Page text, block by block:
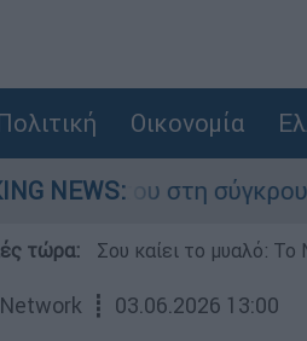
Οικονομία
NEWS:
του στη σύγκρουση
τώρα: Σου καίει το μυαλό:
┋ 03.06.2026 13:00